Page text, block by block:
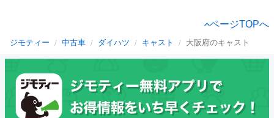
ページTOPへ
ジモティー 中古車 ダイハツ キャスト 大阪府のキャスト